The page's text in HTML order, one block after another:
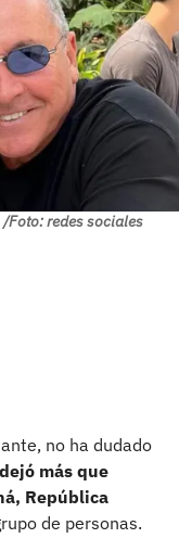
/Foto: redes sociales
no ha dudado
dejó más que
República
de personas.